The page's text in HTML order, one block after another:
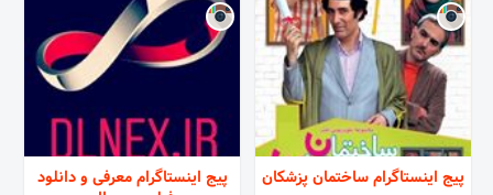
پیج اینستاگرام ساختمان پزشکان
پیج اینستاگرام معرفی و دانلود